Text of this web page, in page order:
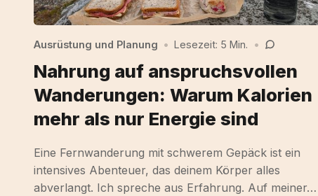
Ausrüstung und Planung • Lesezeit: 5 Min. •
Nahrung auf anspruchsvollen
Wanderungen: Warum Kalorien
mehr als nur Energie sind
Eine Fernwanderung mit schwerem Gepäck ist ein
intensives Abenteuer, das deinem Körper alles
abverlangt. Ich spreche aus Erfahrung. Auf meiner…